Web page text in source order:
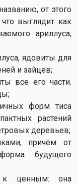
от этого
что выглядит как
ариллуса,
ядовиты для
и зайцев;
все его части.
форм тиса
растений
деревьев;
причём от
будущего
к ценным: она